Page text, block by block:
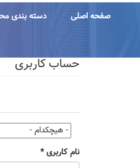
رفتن
صفحه اصلی دسته بندی
حساب کاربری
اولیه
نام کاربری*